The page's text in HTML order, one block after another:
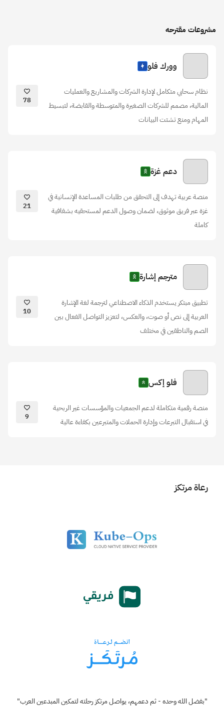
مشروعات مقترحه
وورك فلو
نظام سحابي متكامل لإدارة الشركات والمشاريع والعمليات
المالية، مصمم للشركات الصغيرة والمتوسطة والقابضة، لتبسيط
المهام ومنع تشتت البيانات
78
دعم غزة
منصة عربية تهدف إلى التحقق من طلبات المساعدة الإنسانية في
غزة عبر فريق موثوق، لضمان وصول الدعم لمستحقيه بشفافية
كاملة
21
مترجم إشارة
تطبيق مبتكر يستخدم الذكاء الاصطناعي لترجمة لغة الإشارة
العربية إلى نص أو صوت، والعكس، لتعزيز التواصل الفعال بين
الصم والناطقين في مختلف
10
فلو إكس
منصة رقمية متكاملة لدعم الجمعيات والمؤسسات غير الربحية
في استقبال التبرعات وإدارة الحملات والمتبرعين بكفاءة عالية
9
رعاة مرتكز
"بفضل الله وحده - ثم دعمهم، يواصل مرتكز رحلته لتمكين المبدعين العرب"